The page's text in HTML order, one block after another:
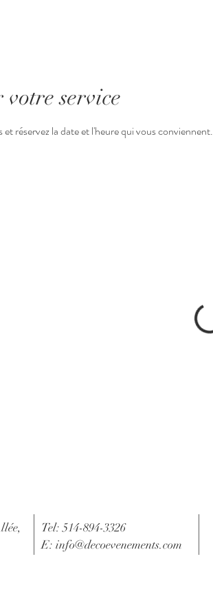
service
réservez la date et l'heure qui vous conviennent.
Tel: 514-894-3326
E: info@decoevenements.com